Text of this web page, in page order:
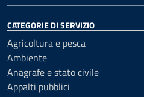
CATEGORIE DI SERVIZIO
Agricoltura e pesca
Ambiente
Anagrafe e stato civile
Appalti pubblici